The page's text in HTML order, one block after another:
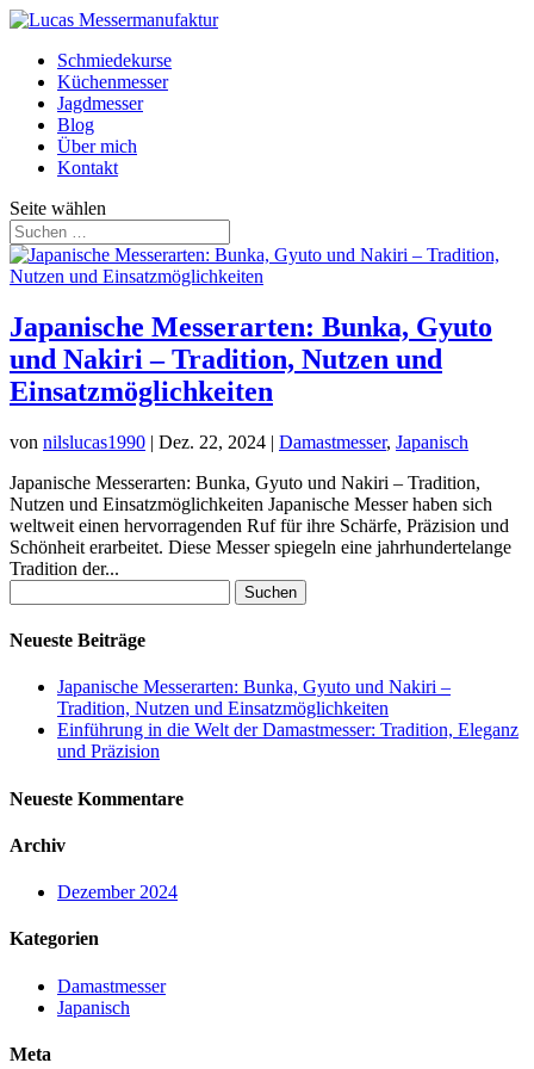
Schmiedekurse
Küchenmesser
Jagdmesser
Blog
Über mich
Kontakt
Seite wählen
Japanische Messerarten: Bunka, Gyuto
und Nakiri – Tradition, Nutzen und
Einsatzmöglichkeiten
von nilslucas1990 | Dez. 22, 2024 | Damastmesser, Japanisch
Japanische Messerarten: Bunka, Gyuto und Nakiri – Tradition,
Nutzen und Einsatzmöglichkeiten Japanische Messer haben sich
weltweit einen hervorragenden Ruf für ihre Schärfe, Präzision und
Schönheit erarbeitet. Diese Messer spiegeln eine jahrhundertelange
Tradition der...
nach:
Neueste Beiträge
Japanische Messerarten: Bunka, Gyuto und Nakiri –
Tradition, Nutzen und Einsatzmöglichkeiten
Einführung in die Welt der Damastmesser: Tradition, Eleganz
und Präzision
Neueste Kommentare
Archiv
Dezember 2024
Kategorien
Damastmesser
Japanisch
Meta